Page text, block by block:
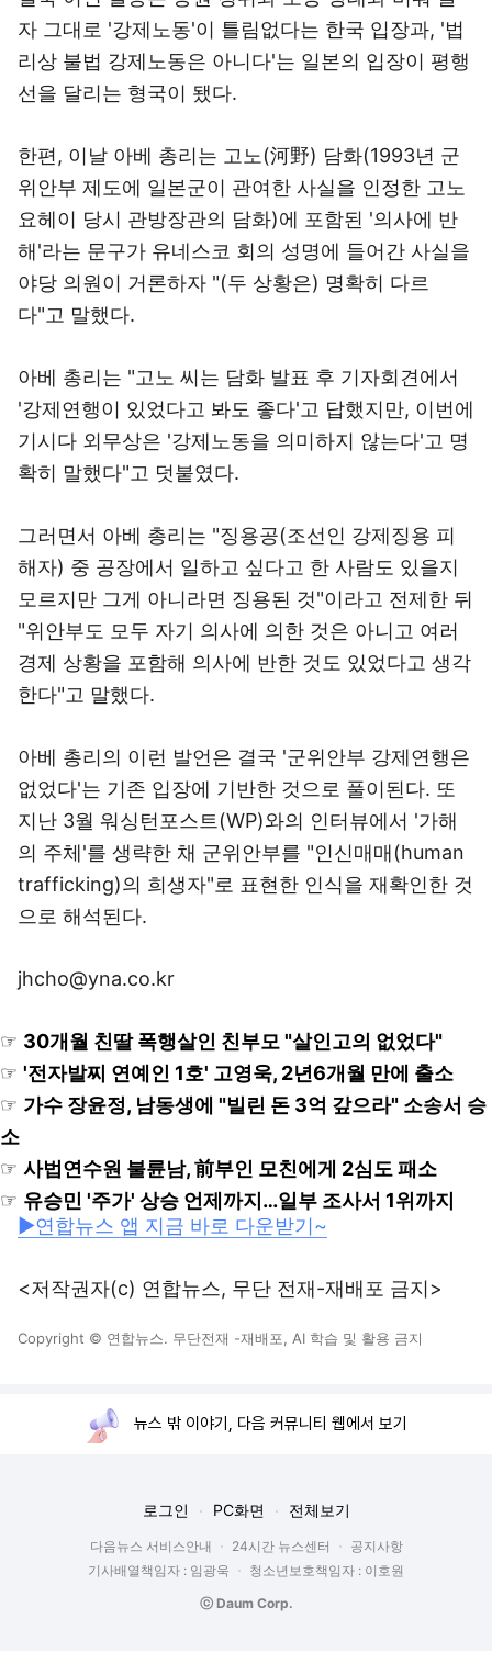
자 그대로 '강제노동'이 틀림없다는 한국 입장과, '법
리상 불법 강제노동은 아니다'는 일본의 입장이 평행
선을 달리는 형국이 됐다.
한편, 이날 아베 총리는 고노(河野) 담화(1993년 군
위안부 제도에 일본군이 관여한 사실을 인정한 고노
요헤이 당시 관방장관의 담화)에 포함된 '의사에 반
해'라는 문구가 유네스코 회의 성명에 들어간 사실을
야당 의원이 거론하자 "(두 상황은) 명확히 다르
다"고 말했다.
아베 총리는 "고노 씨는 담화 발표 후 기자회견에서
'강제연행이 있었다고 봐도 좋다'고 답했지만, 이번에
기시다 외무상은 '강제노동을 의미하지 않는다'고 명
확히 말했다"고 덧붙였다.
그러면서 아베 총리는 "징용공(조선인 강제징용 피
해자) 중 공장에서 일하고 싶다고 한 사람도 있을지
모르지만 그게 아니라면 징용된 것"이라고 전제한 뒤
"위안부도 모두 자기 의사에 의한 것은 아니고 여러
경제 상황을 포함해 의사에 반한 것도 있었다고 생각
한다"고 말했다.
아베 총리의 이런 발언은 결국 '군위안부 강제연행은
없었다'는 기존 입장에 기반한 것으로 풀이된다. 또
지난 3월 워싱턴포스트(WP)와의 인터뷰에서 '가해
의 주체'를 생략한 채 군위안부를 "인신매매(human
trafficking)의 희생자"로 표현한 인식을 재확인한 것
으로 해석된다.
jhcho@yna.co.kr
☞ 30개월 친딸 폭행살인 친부모 "살인고의 없었다"
☞ '전자발찌 연예인 1호' 고영욱, 2년6개월 만에 출소
☞ 가수 장윤정, 남동생에 "빌린 돈 3억 갚으라" 소송서 승
소
☞ 사법연수원 불륜남, 前부인 모친에게 2심도 패소
☞ 유승민 '주가' 상승 언제까지…일부 조사서 1위까지
▶연합뉴스 앱 지금 바로 다운받기~
<저작권자(c) 연합뉴스, 무단 전재-재배포 금지>
Copyright © 연합뉴스. 무단전재 -재배포, AI 학습 및 활용 금지
뉴스 밖 이야기, 다음 커뮤니티 웹에서 보기
로그인 PC화면 전체보기
다음뉴스 서비스안내 24시간 뉴스센터
공지사항
기사배열책임자 : 임광욱
청소년보호책임자 : 이호원
ⓒ Daum Corp.